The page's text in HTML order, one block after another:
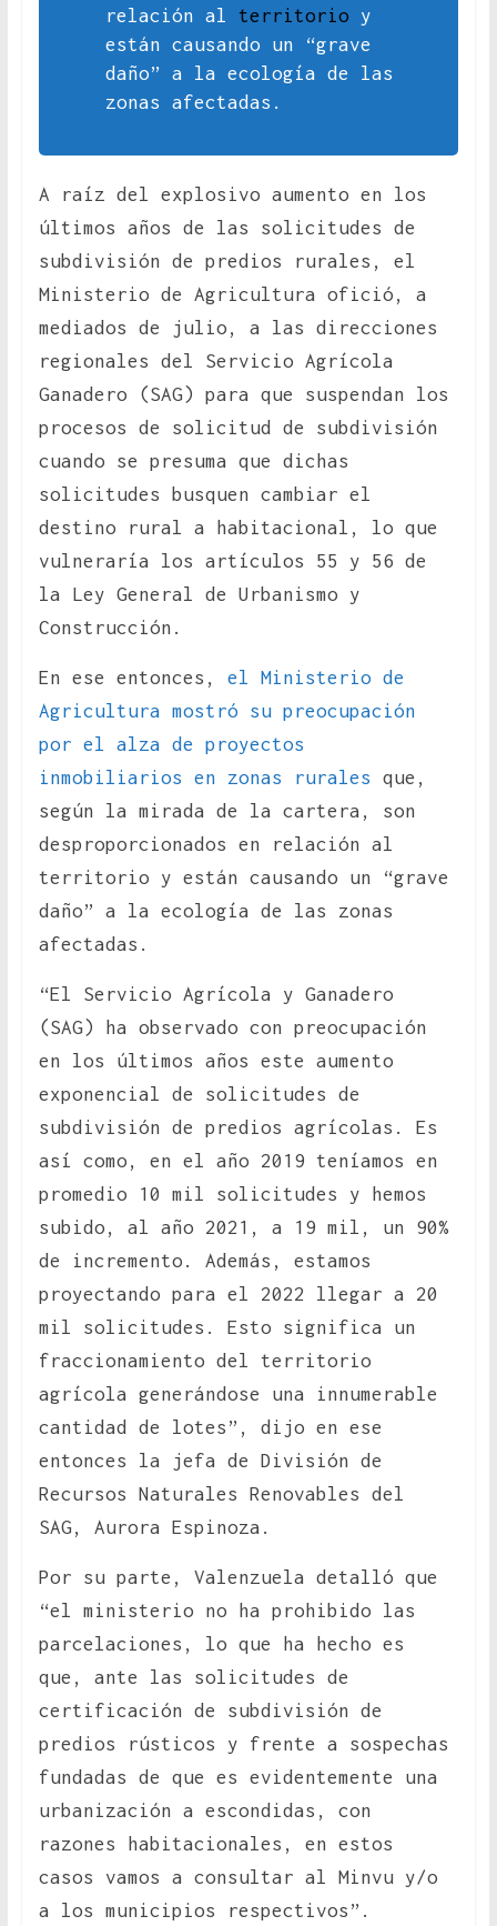
relación al territorio y
están causando un “grave
daño” a la ecología de las
zonas afectadas.
A raíz del explosivo aumento en los
últimos años de las solicitudes de
subdivisión de predios rurales, el
Ministerio de Agricultura ofició, a
mediados de julio, a las direcciones
regionales del Servicio Agrícola
Ganadero (SAG) para que suspendan los
procesos de solicitud de subdivisión
cuando se presuma que dichas
solicitudes busquen cambiar el
destino rural a habitacional, lo que
vulneraría los artículos 55 y 56 de
la Ley General de Urbanismo y
Construcción.
En ese entonces,
el Ministerio de
Agricultura mostró su preocupación
por el alza de proyectos
inmobiliarios en zonas rurales que,
según la mirada de la cartera, son
desproporcionados en relación al
territorio y están causando un “grave
daño” a la ecología de las zonas
afectadas.
“El Servicio Agrícola y Ganadero
(SAG) ha observado con preocupación
en los últimos años este aumento
exponencial de solicitudes de
subdivisión de predios agrícolas. Es
así como, en el año 2019 teníamos en
promedio 10 mil solicitudes y hemos
subido, al año 2021, a 19 mil, un 90%
de incremento. Además, estamos
proyectando para el 2022 llegar a 20
mil solicitudes. Esto significa un
fraccionamiento del territorio
agrícola generándose una innumerable
cantidad de lotes”, dijo en ese
entonces la jefa de División de
Recursos Naturales Renovables del
SAG, Aurora Espinoza.
Por su parte, Valenzuela detalló que
“el ministerio no ha prohibido las
parcelaciones, lo que ha hecho es
que, ante las solicitudes de
certificación de subdivisión de
predios rústicos y frente a sospechas
fundadas de que es evidentemente una
urbanización a escondidas, con
razones habitacionales, en estos
casos vamos a consultar al Minvu y/o
a los municipios respectivos”.